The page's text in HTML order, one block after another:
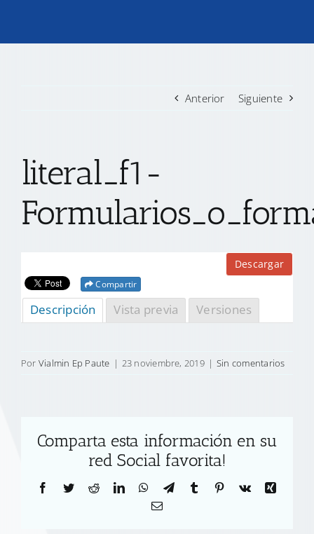
TRANSPARENCIA
CONTACTO
Anterior Siguiente
literal_f1-
Descargar
Compartir
Descripción Vista previa Versiones
Por Vialmin Ep Paute | 23 noviembre, 2019 | Sin comentarios
Comparta esta información en su
red Social favorita!
Facebook
TwitterRedditLinkedInWhatsApp
TelegramTumblr Pinterest
Vk
Xing
Correo